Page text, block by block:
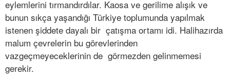
eylemlerini tırmandırdılar. Kaosa ve gerilime alışık ve
bunun sıkça yaşandığı Türkiye toplumunda yapılmak
istenen şiddete dayalı bir çatışma ortamı idi. Halihazırda
malum çevrelerin bu görevlerinden
vazgeçmeyeceklerinin de görmezden gelinmemesi
gerekir.